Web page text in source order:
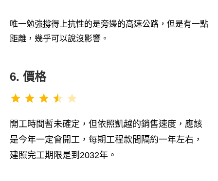
唯一勉強撐得上抗性的是旁邊的高速公路，但是有一點
距離，幾乎可以說沒影響。
6. 價格
⭐⭐ ⭐⭐
開工時間暫未確定，但依照凱越的銷售速度，應該
是今年一定會開工，每期工程款間隔約一年左右，
建照完工期限是到2032年。